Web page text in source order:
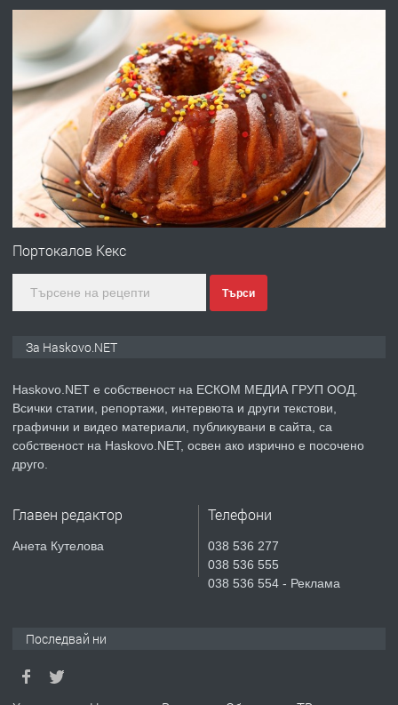
АПАРТАМЕНТ В ЦЕНТЪРА НА ГР.
ХАСКОВО
ПРЕДЛАГА Давам гараж под наем
преди 2 дни
ПРЕДЛАГА
№4120 Магазин/Офис под наем в кв.
Любен Каравелов, Хасково-близо до
преди 3 дни
ПРЕДЛАГА
Продавам парцел в гр. Хасково кв.
СГЛОБЯВАНЕ НА МЕБЕЛИ.
ПРЕДЛАГА
Портокалов Кекс
Търси
За Haskovo.NET
Haskovo.NET е собственост на ЕСКОМ МЕДИА ГРУП ООД.
Всички статии, репортажи, интервюта и други текстови,
графични и видео материали, публикувани в сайта, са
собственост на Haskovo.NET, освен ако изрично е посочено
друго.
Главен редактор
Анета Кутелова
Телефони
038 536 277
038 536 555
038 536 554 - Реклама
Последвай ни